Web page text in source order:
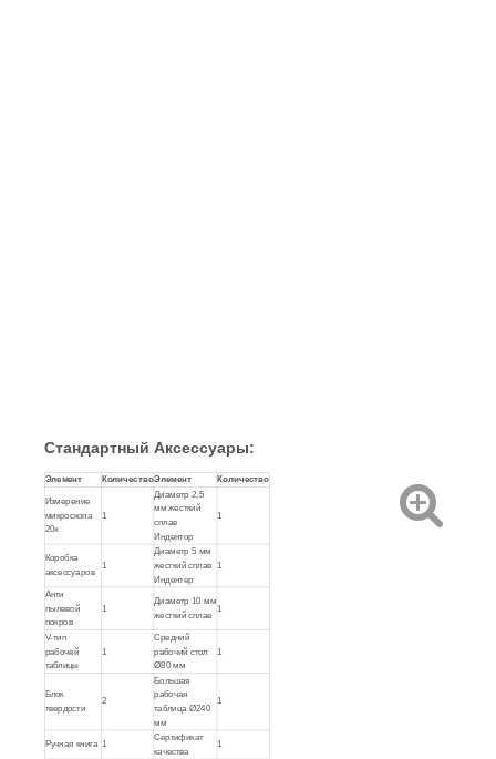
Элемент Элемент
Измерение
микроскопа
Диаметр 2,5
мм жесткий
сплав
Индентор
Коробка
аксессуаров
Диаметр 5 мм
жесткий сплав
Индентер
Анти
пылевой
покров
Диаметр 10 мм
жесткий сплав
V-тип
рабочей
Средний
рабочий стол
Ø80 мм
Блок
Большая
рабочая
таблица Ø240
мм
Сертификат